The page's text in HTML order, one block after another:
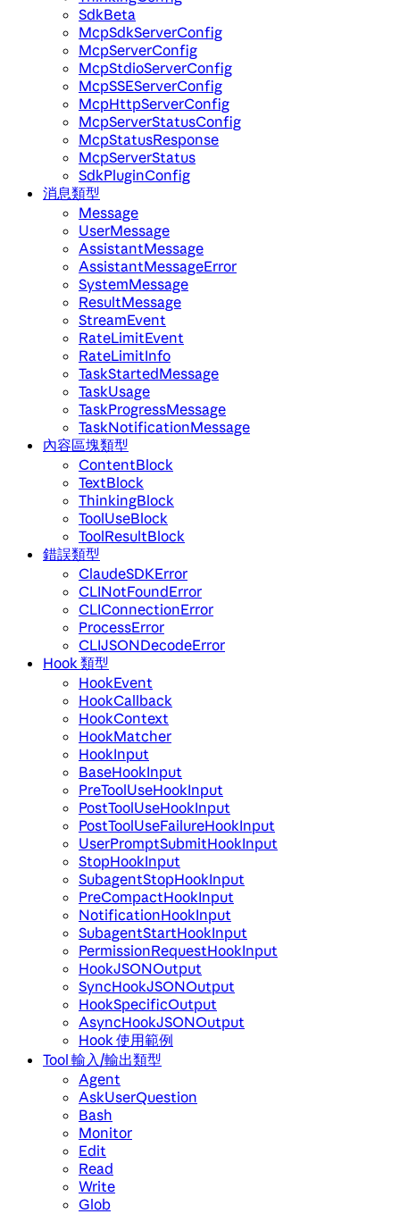
SdkBeta
McpSdkServerConfig
McpServerConfig
McpStdioServerConfig
McpSSEServerConfig
McpHttpServerConfig
McpServerStatusConfig
McpStatusResponse
McpServerStatus
SdkPluginConfig
消息類型
Message
UserMessage
AssistantMessage
AssistantMessageError
SystemMessage
ResultMessage
StreamEvent
RateLimitEvent
RateLimitInfo
TaskStartedMessage
TaskUsage
TaskProgressMessage
TaskNotificationMessage
內容區塊類型
ContentBlock
TextBlock
ThinkingBlock
ToolUseBlock
ToolResultBlock
錯誤類型
ClaudeSDKError
CLINotFoundError
CLIConnectionError
ProcessError
CLIJSONDecodeError
Hook 類型
HookEvent
HookCallback
HookContext
HookMatcher
HookInput
BaseHookInput
PreToolUseHookInput
PostToolUseHookInput
PostToolUseFailureHookInput
UserPromptSubmitHookInput
StopHookInput
SubagentStopHookInput
PreCompactHookInput
NotificationHookInput
SubagentStartHookInput
PermissionRequestHookInput
HookJSONOutput
SyncHookJSONOutput
HookSpecificOutput
AsyncHookJSONOutput
Hook 使用範例
Tool 輸入/輸出類型
Agent
AskUserQuestion
Bash
Monitor
Edit
Read
Write
Glob